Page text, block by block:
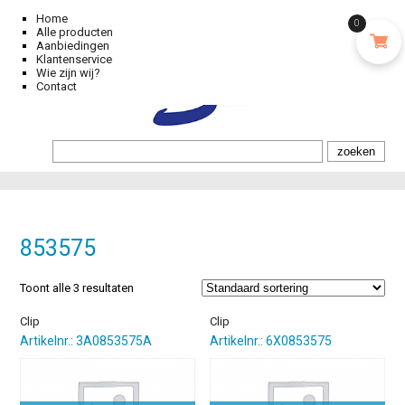
Home
Alle producten
Aanbiedingen
Klantenservice
Wie zijn wij?
Contact
853575
Toont alle 3 resultaten
Clip
Artikelnr.: 3A0853575A
Clip
Artikelnr.: 6X0853575
0